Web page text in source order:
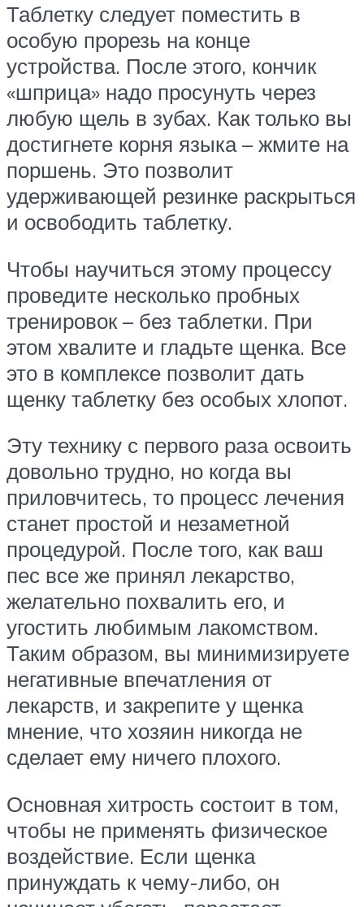
Таблетку следует поместить в
особую прорезь на конце
устройства. После этого, кончик
«шприца» надо просунуть через
любую щель в зубах. Как только вы
достигнете корня языка – жмите на
поршень. Это позволит
удерживающей резинке раскрыться
и освободить таблетку.
Чтобы научиться этому процессу
проведите несколько пробных
тренировок – без таблетки. При
этом хвалите и гладьте щенка. Все
это в комплексе позволит дать
щенку таблетку без особых хлопот.
Эту технику с первого раза освоить
довольно трудно, но когда вы
приловчитесь, то процесс лечения
станет простой и незаметной
процедурой. После того, как ваш
пес все же принял лекарство,
желательно похвалить его, и
угостить любимым лакомством.
Таким образом, вы минимизируете
негативные впечатления от
лекарств, и закрепите у щенка
мнение, что хозяин никогда не
сделает ему ничего плохого.
Основная хитрость состоит в том,
чтобы не применять физическое
воздействие. Если щенка
принуждать к чему-либо, он